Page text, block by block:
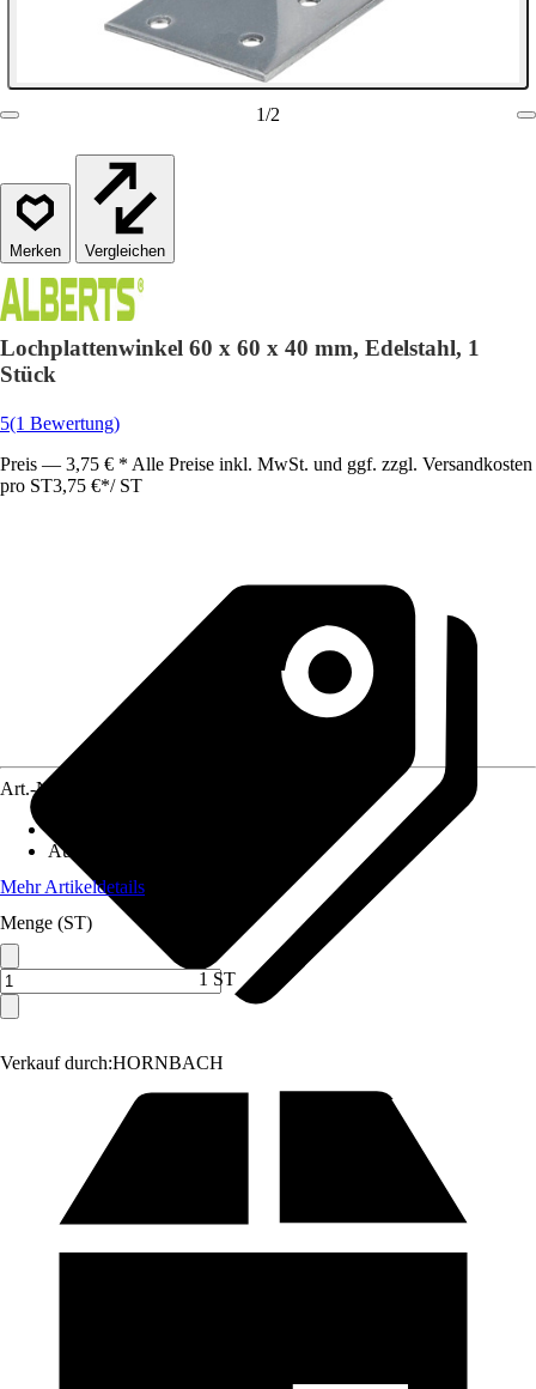
1/2
Vergleichen
Lochplattenwinkel 60 x 60 x 40 mm, Edelstahl, 1
Stück
5(1 Bewertung)
Preis — 3,75 € * Alle Preise inkl. MwSt. und ggf. zzgl. Versandkosten
pro ST3,75 €*/ ST
Verkauf durch:HORNBACH
Art.-Nr.
Ausführung
Mehr Artikeldetails
Menge (ST)
1 ST